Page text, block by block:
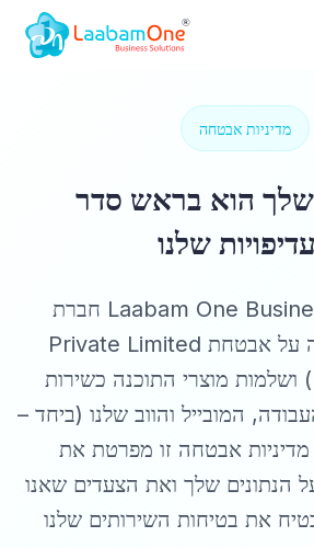
מדיניות אבטחה
שלך הוא בראש סדר
שלנו
חברת Laabam One Business Solutions
Private Limited מחויבת לשמירה על אבטחת
ושלמות מוצרי התוכנה כשירות ("SAAS"), כולל
המובייל והווב שלנו (ביחד –
אבטחה זו מפרטת את
הנתונים שלך ואת הצעדים שאנו